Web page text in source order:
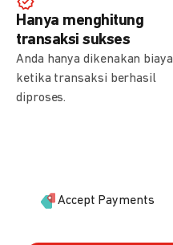
Hanya menghitung
transaksi sukses
Anda hanya dikenakan biaya
ketika transaksi berhasil
diproses.
Accept Payments